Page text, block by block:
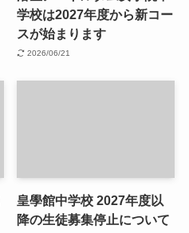
学校は2027年度から新コー
スが始まります
2026/06/21
皇學館中学校 2027年度以
降の生徒募集停止について